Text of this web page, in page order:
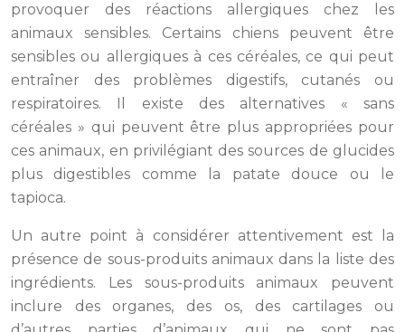
provoquer des réactions allergiques chez les
animaux sensibles. Certains chiens peuvent être
sensibles ou allergiques à ces céréales, ce qui peut
entraîner des problèmes digestifs, cutanés ou
respiratoires. Il existe des alternatives « sans
céréales » qui peuvent être plus appropriées pour
ces animaux, en privilégiant des sources de glucides
plus digestibles comme la patate douce ou le
tapioca.
Un autre point à considérer attentivement est la
présence de sous-produits animaux dans la liste des
ingrédients. Les sous-produits animaux peuvent
inclure des organes, des os, des cartilages ou